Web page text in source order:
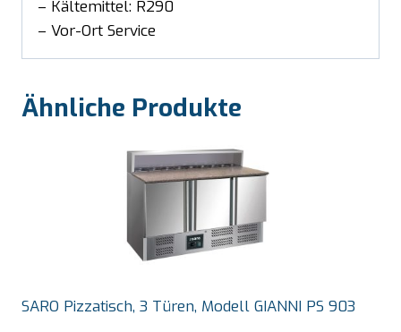
– Kältemittel: R290
– Vor-Ort Service
Ähnliche Produkte
SARO Pizzatisch, 3 Türen, Modell GIANNI PS 903